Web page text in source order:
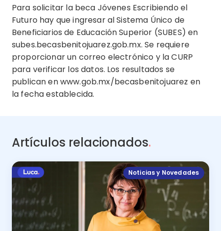
Para solicitar la beca Jóvenes Escribiendo el
Futuro hay que ingresar al Sistema Único de
Beneficiarios de Educación Superior (SUBES) en
subes.becasbenitojuarez.gob.mx. Se requiere
proporcionar un correo electrónico y la CURP
para verificar los datos. Los resultados se
publican en www.gob.mx/becasbenitojuarez en
la fecha establecida.
Artículos relacionados.
Noticias y Novedades